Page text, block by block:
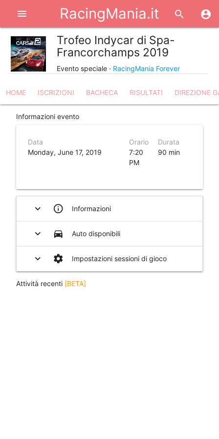
menu RacingMania.it search account_circle
Trofeo Indycar di Spa-
Francorchamps 2019
Evento speciale · RacingMania Forever
HOME ISCRIZIONI BACHECA RISULTATI DIREZIONE
Informazioni evento
Data
Monday, June 17, 2019
Orario
7:20
PM
Durata
90 min
expand_more info_outline Informazioni
expand_more directions_car Auto disponibili
expand_more settings Impostazioni sessioni di gioco
Attività recenti [BETA]